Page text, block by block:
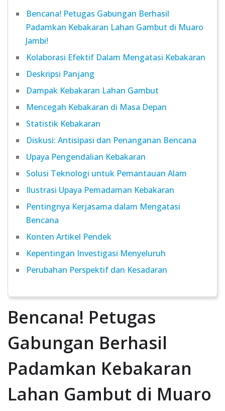
Bencana! Petugas Gabungan Berhasil
Padamkan Kebakaran Lahan Gambut di Muaro
Jambi!
Kolaborasi Efektif Dalam Mengatasi Kebakaran
Deskripsi Panjang
Dampak Kebakaran Lahan Gambut
Mencegah Kebakaran di Masa Depan
Statistik Kebakaran
Diskusi: Antisipasi dan Penanganan Bencana
Upaya Pengendalian Kebakaran
Solusi Teknologi untuk Pemantauan Alam
Ilustrasi Upaya Pemadaman Kebakaran
Pentingnya Kerjasama dalam Mengatasi
Bencana
Konten Artikel Pendek
Kepentingan Investigasi Menyeluruh
Perubahan Perspektif dan Kesadaran
Bencana! Petugas
Gabungan Berhasil
Padamkan Kebakaran
Lahan Gambut di Muaro